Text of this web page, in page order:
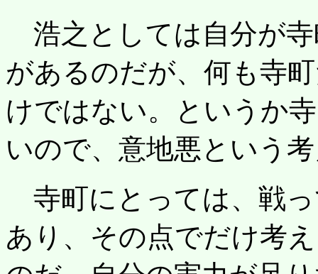
浩之としては自分が
があるのだが、何も寺
けではない。というか
いので、意地悪という
寺町にとっては、戦
あり、その点でだけ考